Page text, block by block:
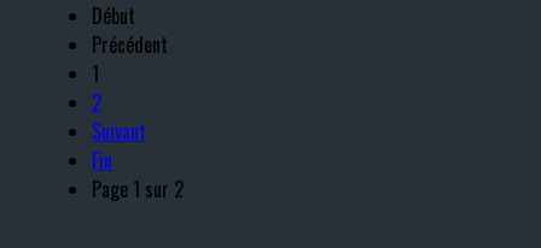
Début
Précédent
1
2
Suivant
Fin
Page 1 sur 2